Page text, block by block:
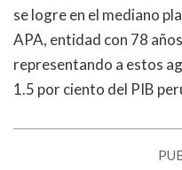
se logre en el mediano
APA, entidad con 78
representando a estos
1.5 por ciento del PIB